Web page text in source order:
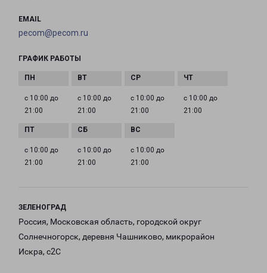
EMAIL
pecom@pecom.ru
ГРАФИК РАБОТЫ
с 10:00 до
21:00
с 10:00 до
21:00
с 10:00 до
21:00
с 10:00 до
21:00
с 10:00 до
21:00
с 10:00 до
21:00
с 10:00 до
21:00
ЗЕЛЕНОГРАД
Россия, Московская область, городской округ
Солнечногорск, деревня Чашниково, микрорайон
Искра, с2С